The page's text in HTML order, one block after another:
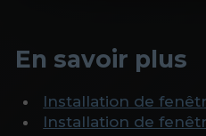
En savoir plus
Installation de
Installation de